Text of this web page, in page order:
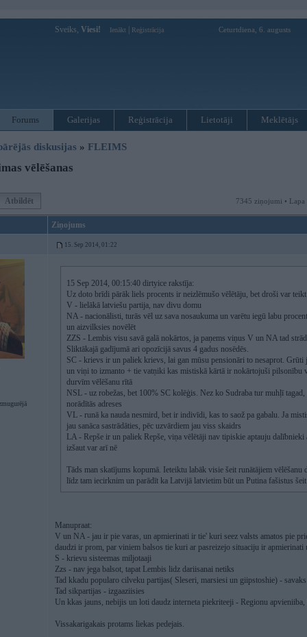
Sveiks, Viesi! Ienākt Reģistrācija Ceturtdiena, 6. augusts
Forums Galerijas Reģistrācija Lietotāji Meklētājs
diskusijas » FLEIMS
vēlēšanas
Atbildēt 7345 ziņojumi • Lapa
Ziņojums
15. Sep 2014, 01:22
15 Sep 2014, 00:15:40 dirtyice rakstīja:
Uz doto brīdi pārāk liels procents ir neizlēmušo vēlētāju, bet droši var
V - lielākā latviešu partija, nav divu domu
NA - nacionālisti, turās vēl uz sava nosaukuma un varētu iegū labu
un aizvilksies novēlēt
ZZS - Lembis visu savā galā nokārtos, ja paņems viņus V un NA tad
Sliktākajā gadījumā ari opozīcijā savus 4 gadus nosēdēs.
SC - krievs ir un paliek krievs, lai gan mūsu pensionāri to nesaprot.
un viņi to izmanto + tie vatņiki kas mistiskā kārtā ir nokārtojuši pilsonību
durvīm vēlēšanu rītā
NSL - uz robežas, bet 100% SC kolēģis. Nez ko Sudraba tur muhļī
norādītās adreses
VL - runā ka nauda nesmird, bet ir indivīdi, kas to saož pa gabalu. Ja
jau sanāca sastrādāties, pēc uzvārdiem jau viss skaidrs
LA - Repše ir un paliek Repše, viņa vēlētāji nav tipiskie aptauju
izšaut var arī nē
Tāds man skatījums kopumā. Ieteiktu labāk visie šeit runātājiem
līdz tam iecirknim un parādīt ka Latvijā latvietim būt un Putina fašistus šeit
Manupraat:
V un NA - jau ir pie varas, un apmierinati ir tie' kuri seez valsts amatos pie
daudzi ir prom, par viniem balsos tie kuri ar pasreizejo situaciju ir apmierinati
S - krievu sisteemas miljotaaji
Zzs - nav jega balsot, tapat Lembis lidz dariisanai netiks
Tad kkadu popularo cilveku partijas( Sleseri, marsiesi un giipstoshie) -
Tad sikpartijas - izgaaziisies
Un kkas jauns, nebijis un loti daudz interneta piekriteeji - Regionu apvieniiba,
Vissakarigakais protams liekas pedejais.